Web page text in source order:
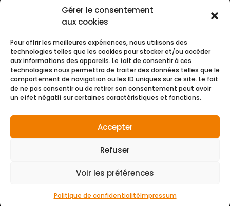
Gérer le consentement
aux cookies
Pour offrir les meilleures expériences, nous utilisons des
technologies telles que les cookies pour stocker et/ou accéder
aux informations des appareils. Le fait de consentir à ces
technologies nous permettra de traiter des données telles que le
comportement de navigation ou les ID uniques sur ce site. Le fait
de ne pas consentir ou de retirer son consentement peut avoir
un effet négatif sur certaines caractéristiques et fonctions.
Accepter
Refuser
Voir les préférences
Politique de confidentialitéImpressum
Service client
Conditions générales de vente
Impressum
Nous contacter
Moyens de paiement
© NMH SA 2026 | Tous droits réservés
créé par